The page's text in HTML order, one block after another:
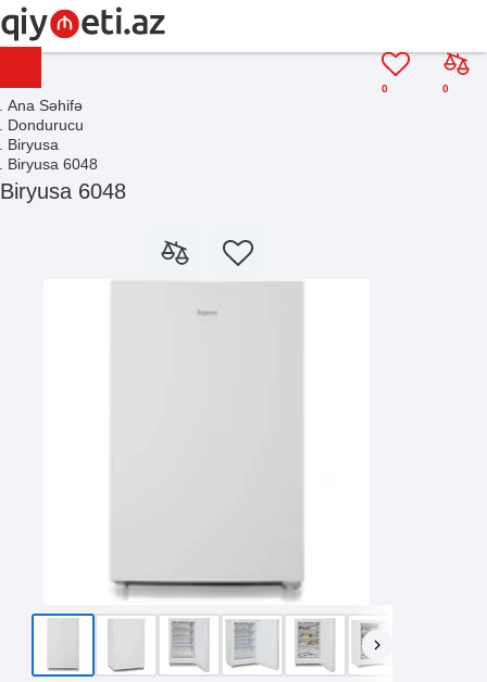
0
0
Ana Səhifə
Dondurucu
Biryusa
Biryusa 6048
Biryusa 6048